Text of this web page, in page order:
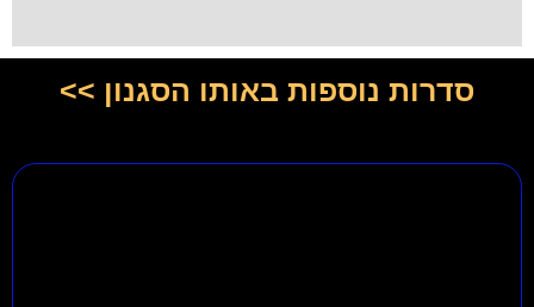
סדרות נוספות באותו הסגנון >>